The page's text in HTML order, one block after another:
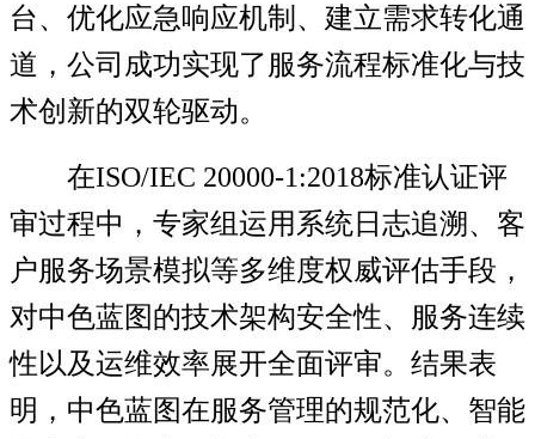
台、优化应急响应机制 、 建立需求转化通
道，公司 成功实现了服务流程标准化与技
术创新的双轮驱动。
在ISO/IEC 20000-1:2018标准认证评
审过程中， 专家组运用 系统日志追溯、客
户服务场景模拟等多维度权威评估手段，
对中色蓝图的技术架构安全性、服务连续
性以及运维效率展开全面评审。结果表
明 ，中色蓝图在服务管理的规范化、智能